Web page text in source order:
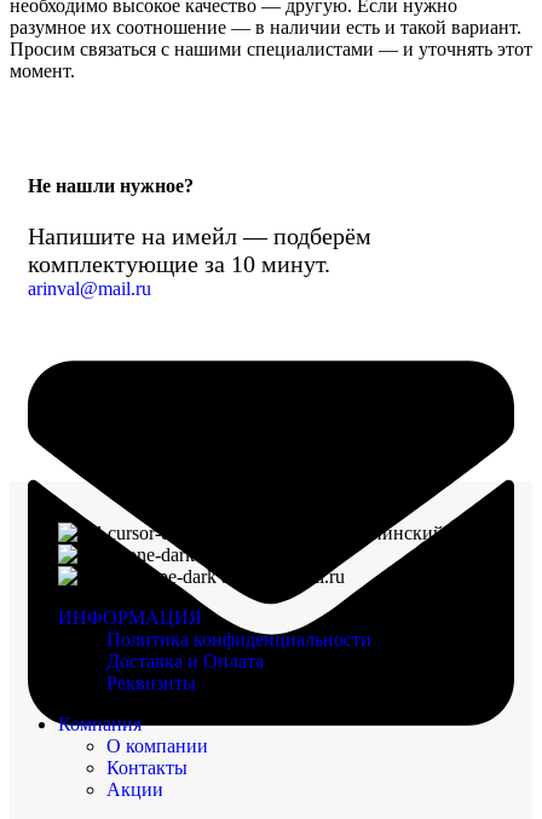
необходимо высокое качество — другую. Если нужно
разумное их соотношение — в наличии есть и такой вариант.
Просим связаться с нашими специалистами — и уточнять этот
момент.
Не нашли нужное?
Напишите на имейл — подберём
комплектующие за 10 минут.
arinval@mail.ru
г. Воронеж, пр-кт Ленинский, д. 221
arinval@mail.ru
ИНФОРМАЦИЯ
Политика конфиденциальности
Доставка и Оплата
Реквизиты
Компания
О компании
Контакты
Акции